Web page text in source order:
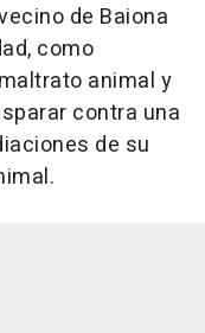
de Baiona
como
animal y
contra una
de su